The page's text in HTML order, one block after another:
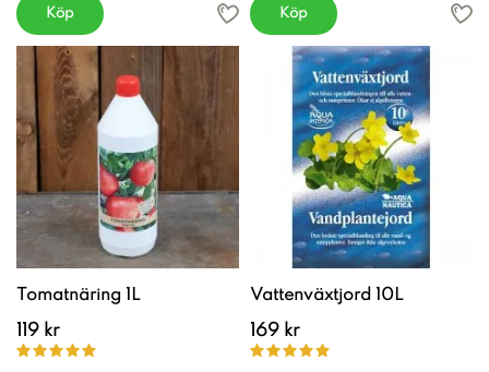
Köp Köp
Tomatnäring 1L
119 kr
Vattenväxtjord 10L
169 kr